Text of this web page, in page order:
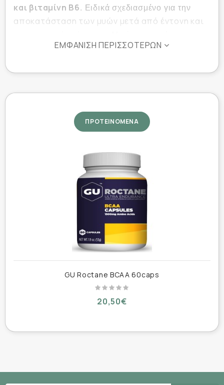
και βιταμίνη Β6. Ειδικά σχεδιασμένο για την
αποκατάσταση των μυών μετά από έντονη και
την αδυναμία, τονώνει τον οργανισμό και ρυθμίζει
ηλεκτρολύτες είναι απαραίτητοι για βασικές
Συμβάλλει στη μυϊκή αποκατάσταση, τη
διατήρηση και την αύξηση της μυϊκής μάζας.
Αυξάνει τα επίπεδα ενέργειας, μειώνει την
κόπωση και την αδυναμία.
Συμβάλλει στην αναπλήρωση των
ηλεκτρολυτών.
Ιδανικό για αθλητές και αθλούμενους.
Συσκευασία 100% ανακυκλώσιμη
Κατάλληλο για vegans
ΕΜΦΆΝΙΣΗ ΠΕΡΙΣΣΌΤΕΡΩΝ
ΠΡΟΤΕΙΝΟΜΕΝΑ
GU Roctane BCAA 60caps
20,50€